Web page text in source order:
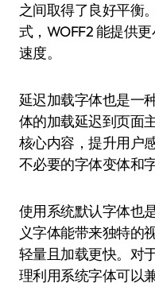
之间取得了良好平衡
式，WOFF2 能提供
速度。
延迟加载字体也是一
体的加载延迟到页面
核心内容，提升用户
不必要的字体变体和
使用系统默认字体也
义字体能带来独特的
轻量且加载更快。对
理利用系统字体可以